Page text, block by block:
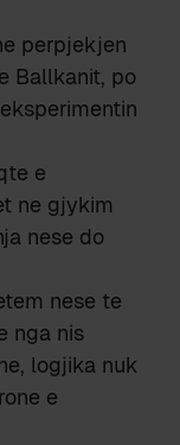
perpjekjen
Ballkanit, po
e
ne gjykim
nese do
nese te
nga nis
logjika nuk
e